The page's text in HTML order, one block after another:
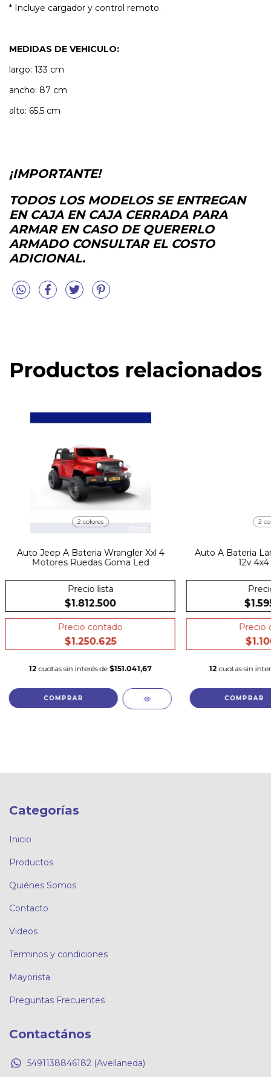
* Incluye cargador y control remoto.
MEDIDAS DE VEHICULO:
largo: 133 cm
ancho: 87 cm
alto: 65,5 cm
¡IMPORTANTE!
TODOS LOS MODELOS SE ENTREGAN
EN CAJA EN CAJA CERRADA PARA
ARMAR EN CASO DE QUERERLO
ARMADO CONSULTAR EL COSTO
ADICIONAL.
Productos relacionados
2 colores
Auto Jeep A Bateria Wrangler Xxl 4
Motores Ruedas Goma Led
Precio lista
$1.812.500
Precio contado
$1.250.625
12 cuotas sin interés de $151.041,67
COMPRAR
2
Auto A Bateria
12v
Precio
12 cuotas sin
COMPRAR
Categorías
Inicio
Productos
Quiénes Somos
Contacto
Videos
Terminos y condiciones
Mayorista
Preguntas Frecuentes
Contactános
5491138846182 (Avellaneda)